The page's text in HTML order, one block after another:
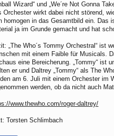
Wizard“ und „We´re Not Gonna
Orchester wirkt dabei nicht störend,
homogen in das Gesamtbild ein. Das
ja im Grunde gemacht und hat
„The Who´s Tommy Orchestral“ ist
mit einem Faible für Musicals.
eine Bereicherung. „Tommy“ ist
er und Daltrey „Tommy“ als The
am 6. Juli mit einem Orchester im
werden, ob da nicht auch
www.thewho.com/roger-daltrey/
Torsten Schlimbach